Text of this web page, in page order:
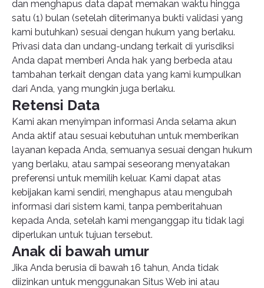
dan menghapus data dapat memakan waktu hingga
satu (1) bulan (setelah diterimanya bukti validasi yang
kami butuhkan) sesuai dengan hukum yang berlaku.
Privasi data dan undang-undang terkait di yurisdiksi
Anda dapat memberi Anda hak yang berbeda atau
tambahan terkait dengan data yang kami kumpulkan
dari Anda, yang mungkin juga berlaku.
Retensi Data
Kami akan menyimpan informasi Anda selama akun
Anda aktif atau sesuai kebutuhan untuk memberikan
layanan kepada Anda, semuanya sesuai dengan hukum
yang berlaku, atau sampai seseorang menyatakan
preferensi untuk memilih keluar. Kami dapat atas
kebijakan kami sendiri, menghapus atau mengubah
informasi dari sistem kami, tanpa pemberitahuan
kepada Anda, setelah kami menganggap itu tidak lagi
diperlukan untuk tujuan tersebut.
Anak di bawah umur
Jika Anda berusia di bawah 16 tahun, Anda tidak
diizinkan untuk menggunakan Situs Web ini atau